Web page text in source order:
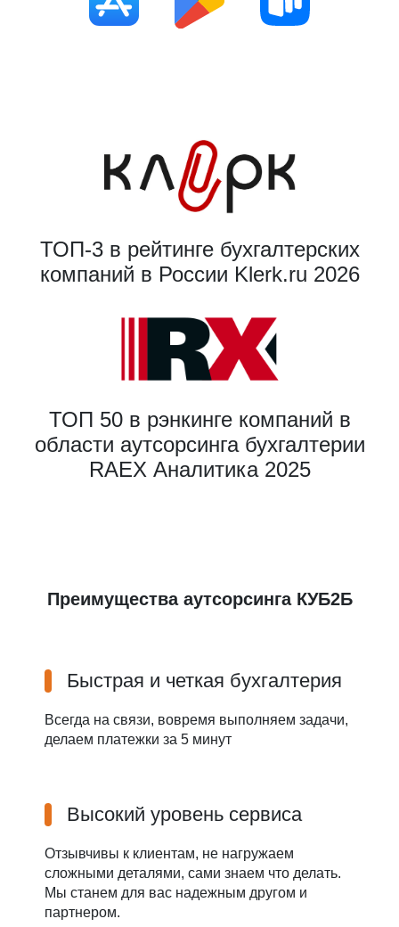
ТОП-3 в рейтинге бухгалтерских
компаний в России Klerk.ru 2026
ТОП 50 в рэнкинге компаний в
области аутсорсинга бухгалтерии
RAEX Аналитика 2025
Преимущества аутсорсинга КУБ2Б
Быстрая и четкая бухгалтерия
Всегда на связи, вовремя выполняем задачи,
делаем платежки за 5 минут
Высокий уровень сервиса
Отзывчивы к клиентам, не нагружаем
сложными деталями, сами знаем что делать.
Мы станем для вас надежным другом и
партнером.